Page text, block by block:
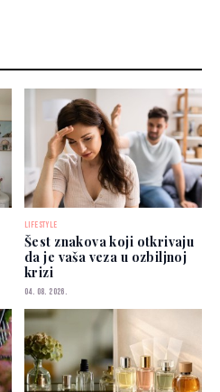
LIFESTYLE
Šest znakova koji otkrivaju
da je vaša veza u ozbiljnoj
krizi
04. 08. 2026.